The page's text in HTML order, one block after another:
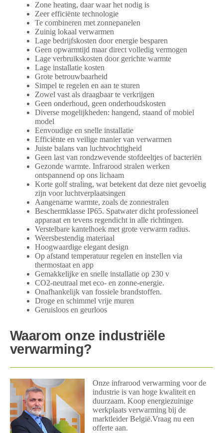
Zone heating, daar waar het nodig is
Zeer efficiënte technologie
Te combineren met zonnepanelen
Zuinig lokaal verwarmen
Lage bedrijfskosten door energie besparen
Geen opwarmtijd maar direct volledig vermogen
Lage verbruikskosten door gerichte warmte
Lage installatie kosten
Grote betrouwbaarheid
Simpel te regelen en aan te sturen
Zowel vast als draagbaar te verkrijgen
Geen onderhoud, geen onderhoudskosten
Diverse mogelijkheden: hangend, staand of mobiel
model
Eenvoudige en snelle installatie
Efficiënte en veilige manier van verwarmen
Juiste balans van luchtvochtigheid
Geen last van rondzwevende stofdeeltjes of bacteriën
Gezonde warmte. Infrarood stralen werken
ontspannend op ons lichaam
Korte golf straling, wat betekent dat deze niet gevoelig
zijn voor luchtverplaatsingen
Aangename warmte, zoals de zonnestralen
Beschermklasse IP65. Spatwater dicht professioneel
apparaat en tevens regendicht in alle richtingen.
Verstelbare kantelhoek met grote verwarm radius.
Weersbestendig materiaal
Hoogwaardige elegant design
Op afstand temperatuur regelen en instellen via
thermostaat en app
Gemakkelijke en snelle installatie op 230 v
CO2-neutraal met eco- en zonne-energie.
Onafhankelijk van fossiele brandstoffen.
Droge en schimmel vrije muren
Geruisloos en geurloos
Waarom onze industriële
verwarming?
Onze infrarood verwarming voor de
industrie is van hoge kwaliteit en
duurzaam. Koop energiezuinige
werkplaats verwarming bij de
marktleider België.Vraag nu een
offerte aan.